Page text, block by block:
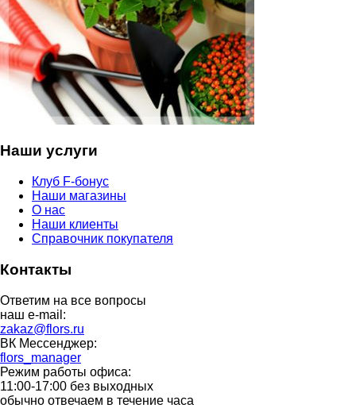
Наши услуги
Клуб F-бонус
Наши магазины
О нас
Наши клиенты
Справочник покупателя
Контакты
Ответим на все вопросы
наш e-mail:
zakaz@flors.ru
ВК Мессенджер:
flors_manager
Режим работы офиса:
11:00-17:00 без выходных
обычно отвечаем в течение часа